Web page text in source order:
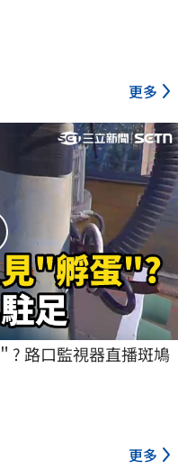
更多
? 路口監視器直播斑鳩
更多